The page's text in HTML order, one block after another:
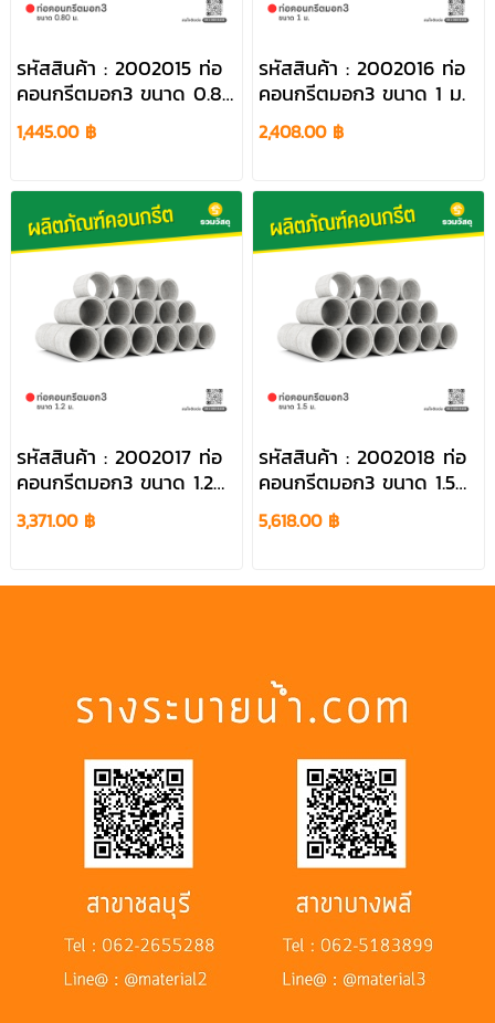
รหัสสินค้า : 2002015 ท่อ
คอนกรีตมอก3 ขนาด 0.80
ม.
1,445.00 ฿
รหัสสินค้า : 2002016 ท่อ
คอนกรีตมอก3 ขนาด 1 ม.
2,408.00 ฿
รหัสสินค้า : 2002017 ท่อ
คอนกรีตมอก3 ขนาด 1.2
ม.
3,371.00 ฿
รหัสสินค้า : 2002018 ท่อ
คอนกรีตมอก3 ขนาด 1.5
ม.
5,618.00 ฿